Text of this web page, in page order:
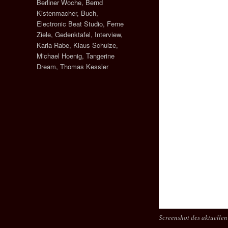
Screenshot des
Berliner Woche, Bernd
Kistenmacher, Buch,
Electronic Beat Studio, Ferne
Ziele, Gedenktafel, Interview,
Karla Rabe, Klaus Schulze,
Michael Hoenig, Tangerine
Dream, Thomas Kessler